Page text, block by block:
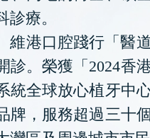
診療。
維港口腔踐行「醫
診。榮獲「2024香
統全球放心植牙中
牌，服務超過三十